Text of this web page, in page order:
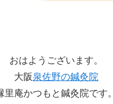
おはようございます。
大阪泉佐野の鍼灸院
里庵かつもと鍼灸院です。